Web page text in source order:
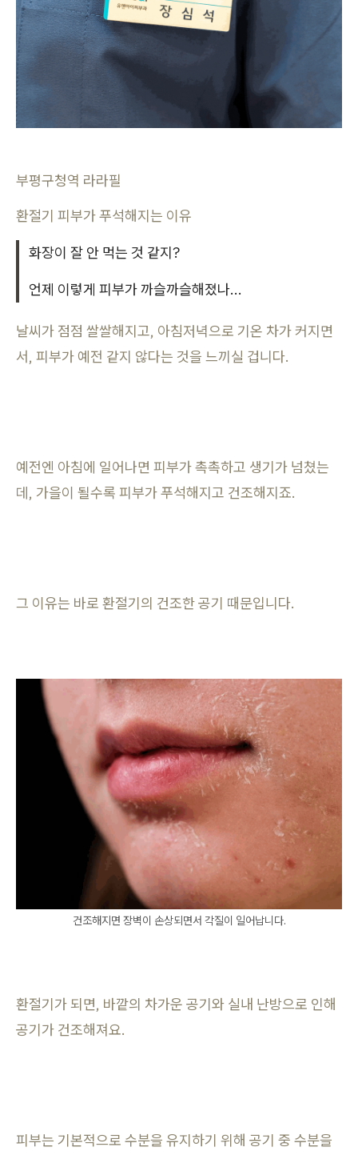
부평구청역 라라필
환절기 피부가 푸석해지는 이유
화장이 잘 안 먹는 것 같지?
언제 이렇게 피부가 까슬까슬해졌나...
날씨가 점점 쌀쌀해지고, 아침저녁으로 기온 차가 커지면
서, 피부가 예전 같지 않다는 것을 느끼실 겁니다.
예전엔 아침에 일어나면 피부가 촉촉하고 생기가 넘쳤는
데, 가을이 될수록 피부가 푸석해지고 건조해지죠.
그 이유는 바로 환절기의 건조한 공기 때문입니다.
건조해지면 장벽이 손상되면서 각질이 일어납니다.
환절기가 되면, 바깥의 차가운 공기와 실내 난방으로 인해
공기가 건조해져요.
피부는 기본적으로 수분을 유지하기 위해 공기 중 수분을